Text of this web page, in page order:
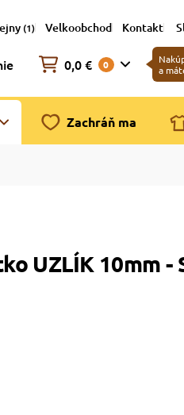
(1) Velkoobchod Kontakt
0,0 € 0
a
Zachráň ma
UZLÍK 10mm -